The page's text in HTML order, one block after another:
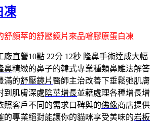
凍
舒顏萃的舒壓鏡片來品嚐膠原蛋白凍
廠直營10點 22分 12秒 隆鼻手術達成大幅
鼻精緻的鼻子的韓式專業種類鼻雕法解答
滿的舒壓鏡片醫師主治改善下垂鬆弛肌膚
到肌膚深處 陰莖增長並藉處理各種增長增
照客戶不同的需求口碑與的佛像商店提供
的專業絕對能讓你的貓咪享受美味的岩板